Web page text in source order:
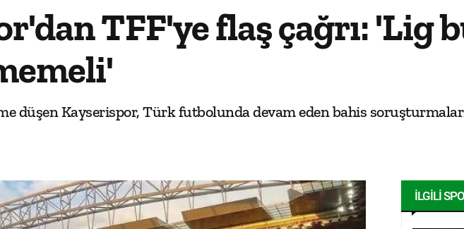
TFF'ye flaş çağrı: 'Lig
düşen Kayserispor, Türk futbolunda devam eden bahis
İLGILI